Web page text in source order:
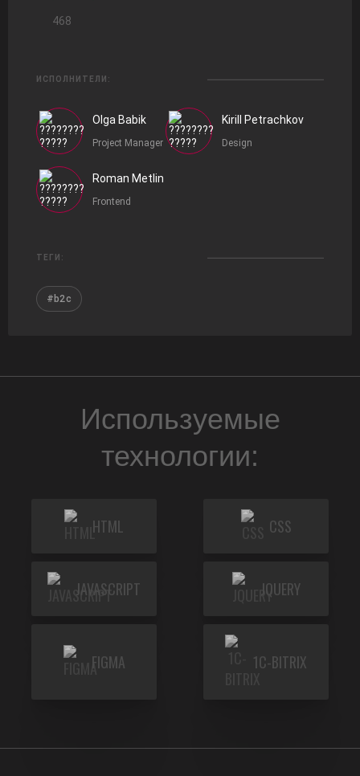
468
ИСПОЛНИТЕЛИ:
Olga Babik
Project Manager
Kirill Petrachkov
Design
Roman Metlin
Frontend
ТЕГИ:
#b2c
Используемые
технологии:
HTML CSS
JAVASCRIPT JQUERY
FIGMA 1C-BITRIX